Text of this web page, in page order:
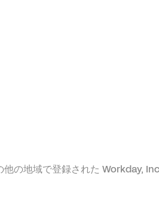
の地域で登録された Workday,